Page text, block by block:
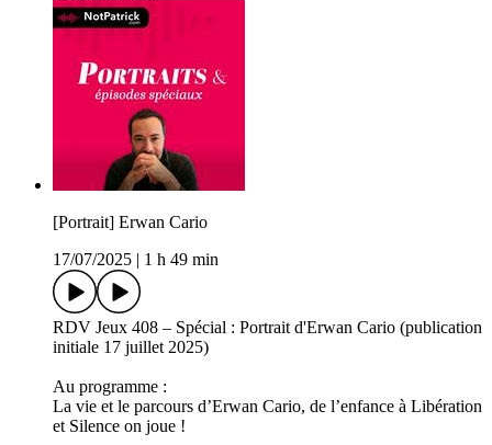
[Portrait] Erwan Cario
17/07/2025
1 h 49 min
RDV Jeux 408 – Spécial : Portrait d'Erwan Cario (publication
initiale 17 juillet 2025)
Au programme :
La vie et le parcours d’Erwan Cario, de l’enfance à Libération
et Silence on joue !